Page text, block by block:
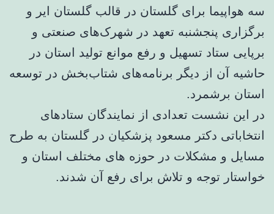
سه هواپیما برای گلستان در قالب گلستان ایر و
برگزاری پنجشنبه تعهد در شهرک‌های صنعتی و
برپایی ستاد تسهیل و رفع موانع تولید استان در
حاشیه آن از دیگر برنامه‌های شتاب‌بخش در توسعه
استان برشمرد.
در این نشست تعدادی از نمایندگان ستادهای
انتخاباتی دکتر مسعود پزشکیان در گلستان به طرح
مسایل و مشکلات در حوزه های مختلف استان و
خواستار توجه و تلاش برای رفع آن شدند.